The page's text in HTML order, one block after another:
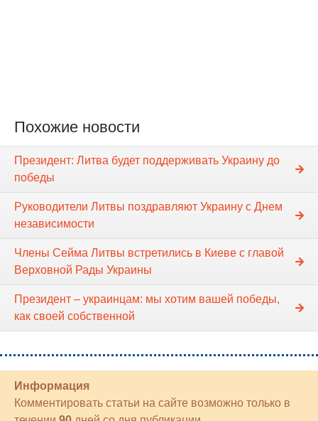
Похожие новости
Президент: Литва будет поддерживать Украину до
победы
Руководители Литвы поздравляют Украину с Днем
независимости
Члены Сейма Литвы встретились в Киеве с главой
Верховной Рады Украины
Президент – украинцам: мы хотим вашей победы,
как своей собственной
Информация
Комментировать статьи на сайте возможно только в